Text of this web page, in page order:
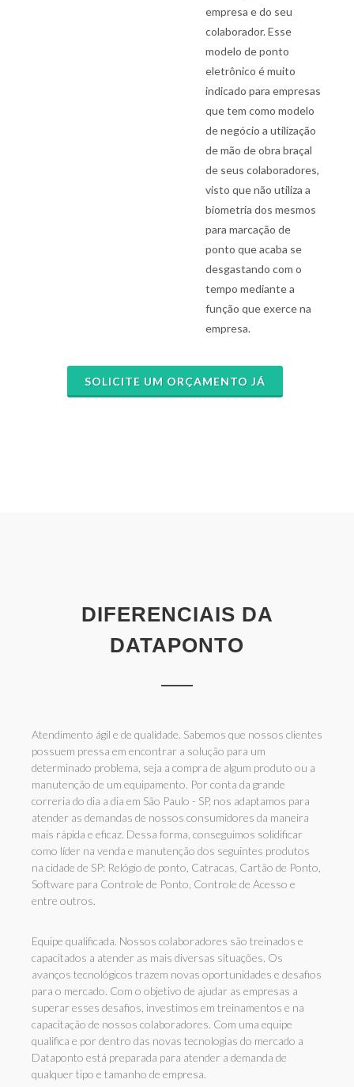
empresa e do seu
colaborador. Esse
modelo de ponto
eletrônico é muito
indicado para empresas
que tem como modelo
de negócio a utilização
de mão de obra braçal
de seus colaboradores,
visto que não utiliza a
biometria dos mesmos
para marcação de
ponto que acaba se
desgastando com o
tempo mediante a
função que exerce na
empresa.
SOLICITE UM ORÇAMENTO JÁ
DIFERENCIAIS DA
DATAPONTO
Atendimento ágil e de qualidade. Sabemos que nossos clientes
possuem pressa em encontrar a solução para um
determinado problema, seja a compra de algum produto ou a
manutenção de um equipamento. Por conta da grande
correria do dia a dia em São Paulo - SP, nos adaptamos para
atender as demandas de nossos consumidores da maneira
mais rápida e eficaz. Dessa forma, conseguimos solidificar
como líder na venda e manutenção dos seguintes produtos
na cidade de SP: Relógio de ponto, Catracas, Cartão de Ponto,
Software para Controle de Ponto, Controle de Acesso e
entre outros.
Equipe qualificada. Nossos colaboradores são treinados e
capacitados a atender as mais diversas situações. Os
avanços tecnológicos trazem novas oportunidades e desafios
para o mercado. Com o objetivo de ajudar as empresas a
superar esses desafios, investimos em treinamentos e na
capacitação de nossos colaboradores. Com uma equipe
qualifica e por dentro das novas tecnologias do mercado a
Dataponto está preparada para atender a demanda de
qualquer tipo e tamanho de empresa.